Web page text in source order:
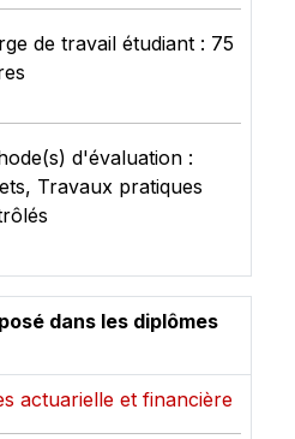
de travail étudiant : 75
d'évaluation :
Travaux pratiques
dans les diplômes
actuarielle et financière